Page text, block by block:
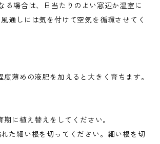
る場合は、日当たりのよい窓辺か温室に
通しには気を付けて空気を循環させてく
薄めの液肥を加えると大きく育ちます。
に植え替えをしてください。
た細い根を切ってください。細い根を切